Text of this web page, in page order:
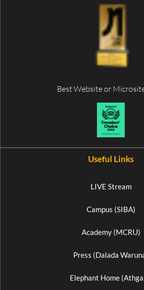
Best Website or
Useful Links
LIVE Stream
Campus (SIBA)
Academy (MCRU)
Press (Dalada
Elephant Home